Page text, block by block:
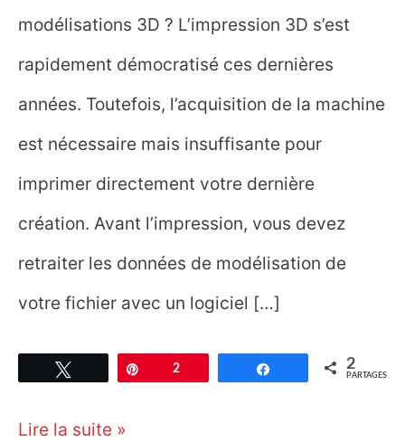
modélisations 3D ? L’impression 3D s’est
rapidement démocratisé ces dernières
années. Toutefois, l’acquisition de la machine
est nécessaire mais insuffisante pour
imprimer directement votre dernière
création. Avant l’impression, vous devez
retraiter les données de modélisation de
votre fichier avec un logiciel […]
Tweetez Épingle
2 Partagez 2
PARTAGES
Logiciel
Lire la suite »